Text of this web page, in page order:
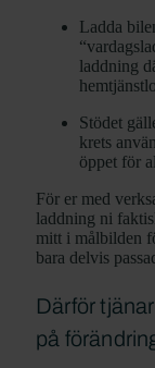
Ladda
laddning
Stödet
krets
öppet för
För er med
laddning ni
mitt i målbilden
bara delvis
Därför
på